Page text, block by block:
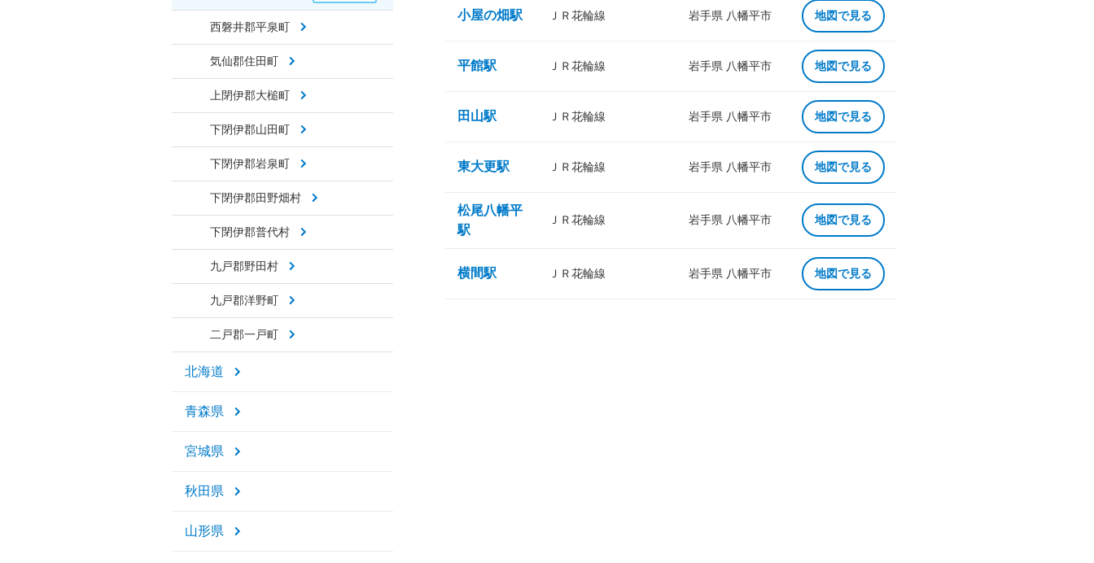
西磐井郡平泉町
気仙郡住田町
上閉伊郡大槌町
下閉伊郡山田町
下閉伊郡岩泉町
下閉伊郡田野畑村
下閉伊郡普代村
九戸郡野田村
九戸郡洋野町
二戸郡一戸町
北海道
青森県
宮城県
秋田県
山形県
小屋の畑駅 ＪＲ花輪線 岩手県 八幡平市 地図で見る
平館駅 ＪＲ花輪線 岩手県 八幡平市 地図で見る
田山駅 ＪＲ花輪線 岩手県 八幡平市 地図で見る
東大更駅 ＪＲ花輪線 岩手県 八幡平市 地図で見る
松尾八幡平
駅
ＪＲ花輪線 岩手県 八幡平市 地図で見る
横間駅 ＪＲ花輪線 岩手県 八幡平市 地図で見る